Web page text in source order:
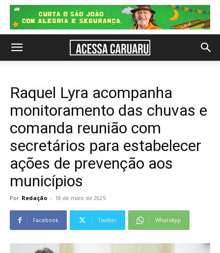
Raquel Lyra acompanha
monitoramento das chuvas e
comanda reunião com
secretários para estabelecer
ações de prevenção aos
municípios
Por Redação - 18 de maio de 2025
Facebook Twitter WhatsApp